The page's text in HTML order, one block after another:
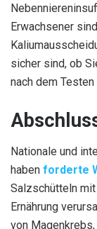
Erwachsener
sicher sind, ob
nach dem
Nationale und
haben forderte
Salzschütteln
Ernährung
von